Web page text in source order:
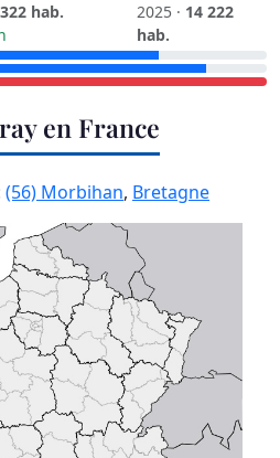
hab.
2025 · 14 222
hab.
en France
(56) Morbihan, Bretagne